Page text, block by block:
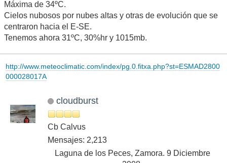
Máxima de 34ºC.
Cielos nubosos por nubes altas y otras de evolución que se
centraron hacia el E-SE.
Tenemos ahora 31ºC, 30%hr y 1015mb.
http://www.meteoclimatic.com/index/pg.0.fitxa.php?st=ESMAD2800
000028017A
cloudburst
Cb Calvus
Mensajes: 2,213
Laguna de los Peces, Zamora. 9 Diciembre